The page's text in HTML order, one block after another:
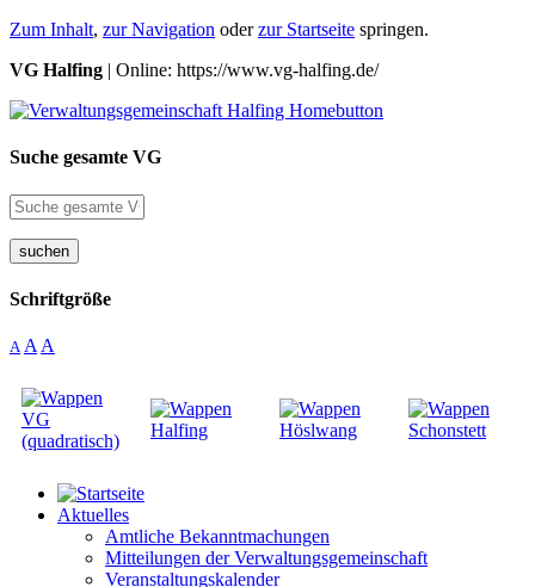
Zum Inhalt, zur Navigation oderzur Startseite springen.
VG Halfing | Online: https://www.vg-halfing.de/
Suche gesamte VG
suchen
Schriftgröße
A A A
Aktuelles
Amtliche Bekanntmachungen
Mitteilungen der Verwaltungsgemeinschaft
Veranstaltungskalender